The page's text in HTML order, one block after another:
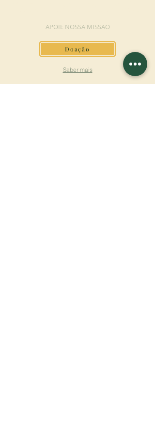
APOIE NOSSA MISSÃO
Doação
Saber mais